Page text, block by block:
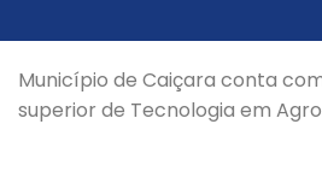
Município de Caiçara conta
superior de Tecnologia em